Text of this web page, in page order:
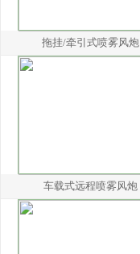
拖挂/牵引式喷雾风炮
车载式远程喷雾风炮